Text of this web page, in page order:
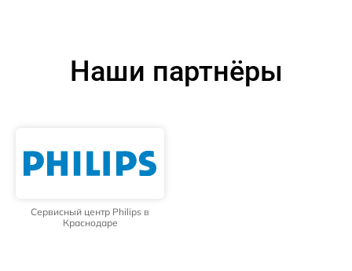
Наши партнёры
Сервисный центр Philips в
Краснодаре